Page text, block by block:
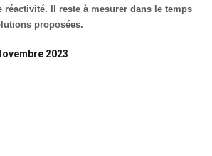
réactivité. Il reste à mesurer dans le temps
proposées.
2023